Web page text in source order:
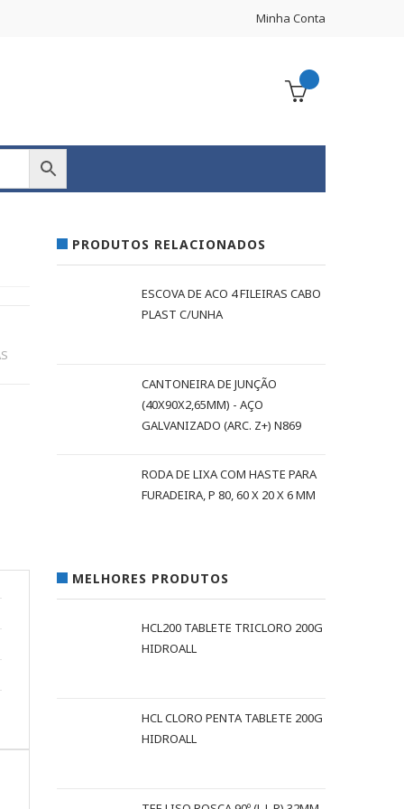
Minha Conta
PRODUTOS RELACIONADOS
ESCOVA DE ACO 4 FILEIRAS CABO
PLAST C/UNHA
CANTONEIRA DE JUNÇÃO
(40X90X2,65MM) - AÇO
GALVANIZADO (ARC. Z+) N869
RODA DE LIXA COM HASTE PARA
FURADEIRA, P 80, 60 X 20 X 6 MM
MELHORES PRODUTOS
HCL200 TABLETE TRICLORO 200G
HIDROALL
HCL CLORO PENTA TABLETE 200G
HIDROALL